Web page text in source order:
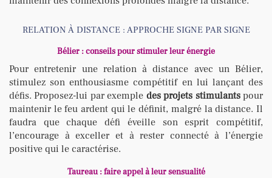
RELATION À DISTANCE : APPROCHE SIGNE PAR SIGNE
Bélier : conseils pour stimuler leur énergie
Pour entretenir une relation à distance avec un Bélier,
stimulez son enthousiasme compétitif en lui lançant des
défis. Proposez-lui par exemple des projets stimulantspour
maintenir le feu ardent qui le définit, malgré la distance. Il
faudra que chaque défi éveille son esprit compétitif,
l’encourage à exceller et à rester connecté à l’énergie
positive qui le caractérise.
Taureau : faire appel à leur sensualité